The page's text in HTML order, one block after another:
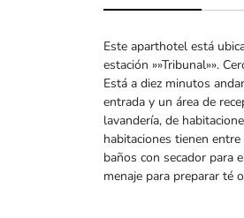
Este aparthotel está
estación »»Tribunal»».
Está a diez minutos
entrada y un área de
lavandería, de
habitaciones tienen
baños con secador para
menaje para preparar té